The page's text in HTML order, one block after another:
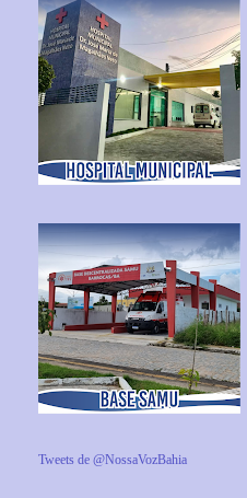
Tweets de @NossaVozBahia